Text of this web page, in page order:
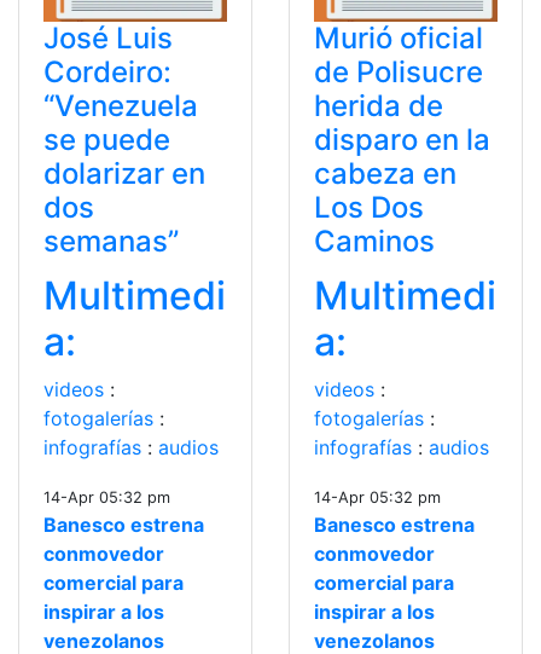
José Luis
Cordeiro:
“Venezuela
se puede
dolarizar en
dos
semanas”
Multimedi
a:
videos :
fotogalerías :
infografías : audios
14-Apr 05:32 pm
Banesco estrena
conmovedor
comercial para
inspirar a los
venezolanos
Murió oficial
de Polisucre
herida de
disparo en la
cabeza en
Los Dos
Caminos
Multimedi
a:
videos :
fotogalerías :
infografías : audios
14-Apr 05:32 pm
Banesco estrena
conmovedor
comercial para
inspirar a los
venezolanos